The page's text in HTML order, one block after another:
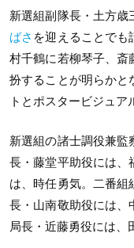
新選組副隊長・土方歳
ばさ を迎えることで
村千鶴に若柳琴子、斎
扮することが明らかと
トとポスタービジュア
新選組の諸士調役兼監
長・藤堂平助役には、
は、時任勇気。二番
長・山南敬助役には、
局長・近藤勇役には、